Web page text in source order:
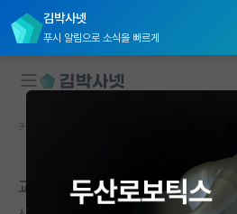
김박사넷
푸시 알림으로 소식을 빠르게
국내대학원 정보
커뮤니티 홈
교수님이 저를 걸어두신것 같습니다